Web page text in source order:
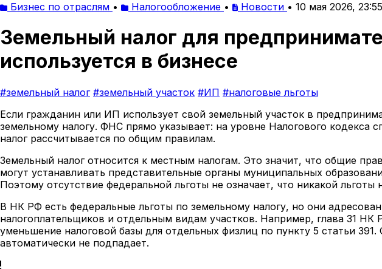
Бизнес по отраслям • Налогообложение • Новости • 10 мая 2026, 23:55
Земельный налог для
используется в бизнесе
#земельный налог #земельный участок #ИП #налоговые льготы
Если гражданин или ИП использует свой земельный участок в
земельному налогу. ФНС прямо указывает: на уровне Налогового кодекса
налог рассчитывается по общим правилам.
Земельный налог относится к местным налогам. Это значит, что общие
могут устанавливать представительные органы муниципальных
Поэтому отсутствие федеральной льготы не означает, что никакой
В НК РФ есть федеральные льготы по земельному налогу, но они
налогоплательщиков и отдельным видам участков. Например, глава 31
уменьшение налоговой базы для отдельных физлиц по пункту 5 статьи
автоматически не подпадает.